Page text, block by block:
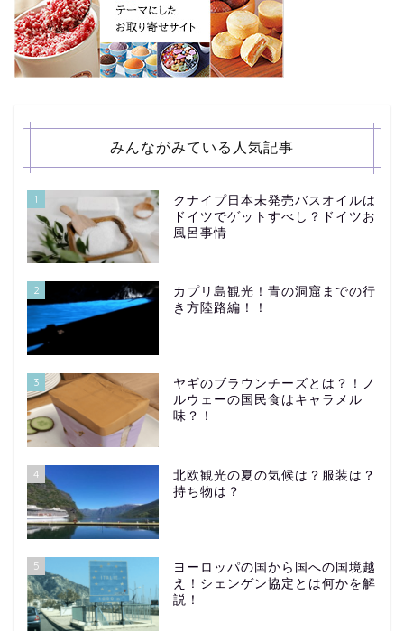
みんながみている人気記事
1
クナイプ日本未発売バスオイルは
ドイツでゲットすべし？ドイツお
風呂事情
2
カプリ島観光！青の洞窟までの行
き方陸路編！！
3
ヤギのブラウンチーズとは？！ノ
ルウェーの国民食はキャラメル
味？！
4
北欧観光の夏の気候は？服装は？
持ち物は？
5
ヨーロッパの国から国への国境越
え！シェンゲン協定とは何かを解
説！